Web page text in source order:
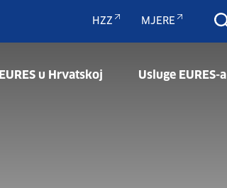
HZZ MJERE
EURES u Hrvatskoj Usluge EURES-a